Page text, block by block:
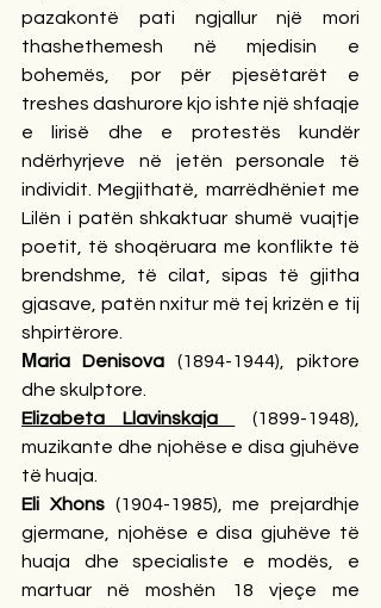
pazakontë pati ngjallur një mori
thashethemesh në mjedisin e
bohemës, por për pjesëtarët e
treshes dashurore kjo ishte një shfaqje
e lirisë dhe e protestës kundër
ndërhyrjeve në jetën personale të
individit. Megjithatë, marrëdhëniet me
Lilën i patën shkaktuar shumë vuajtje
poetit, të shoqëruara me konflikte të
brendshme, të cilat, sipas të gjitha
gjasave, patën nxitur më tej krizën e tij
shpirtërore.
Мaria Denisova (1894-1944), piktore
dhe skulptore.
Elizabeta Llavinskaja
(1899-1948),
muzikante dhe njohëse e disa gjuhëve
të huaja.
Eli Xhons (1904-1985), me prejardhje
gjermane, njohëse e disa gjuhëve të
huaja dhe specialiste e modës, e
martuar në moshën 18 vjeçe me